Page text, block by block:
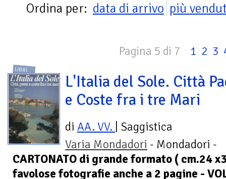
Ordina per: data di arrivo più
Pagina 5 di 7 1 2 3
LIBRI
L'Italia del Sole. Città
e Coste fra i tre Mari
di AA. VV.
| Saggistica
Varia Mondadori - Mondadori -
CARTONATO di grande formato ( cm.24
favolose fotografie anche a 2 pagine -